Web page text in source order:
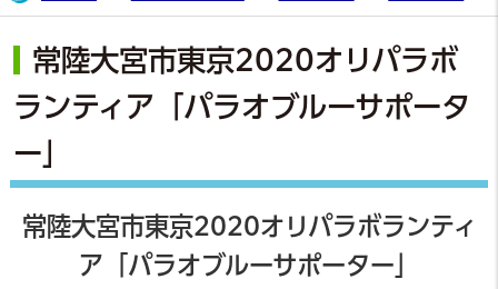
常陸大宮市東京2020オリパラボ
ランティア「パラオブルーサポータ
ー」
常陸大宮市東京2020オリパラボランティ
ア「パラオブルーサポーター」